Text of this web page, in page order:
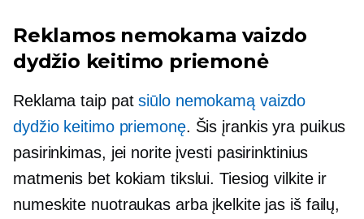
Reklamos nemokama vaizdo
dydžio keitimo priemonė
Reklama taip patsiūlo nemokamą vaizdo
dydžio keitimo priemonę. Šis įrankis yra puikus
pasirinkimas, jei norite įvesti pasirinktinius
matmenis bet kokiam tikslui. Tiesiog vilkite ir
numeskite nuotraukas arba įkelkite jas iš failų,